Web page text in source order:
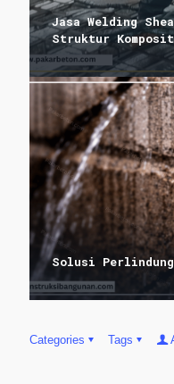
Jasa Welding
Struktur
Solusi
Categories Tags